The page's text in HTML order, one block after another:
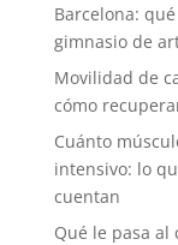
Barcelona:
gimnasio de
Movilidad de
cómo
Cuánto
intensivo: lo
cuentan
Qué le pasa